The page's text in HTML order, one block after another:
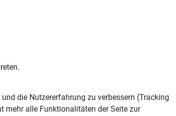
die Nutzererfahrung zu verbessern (Tracking
mehr alle Funktionalitäten der Seite zur